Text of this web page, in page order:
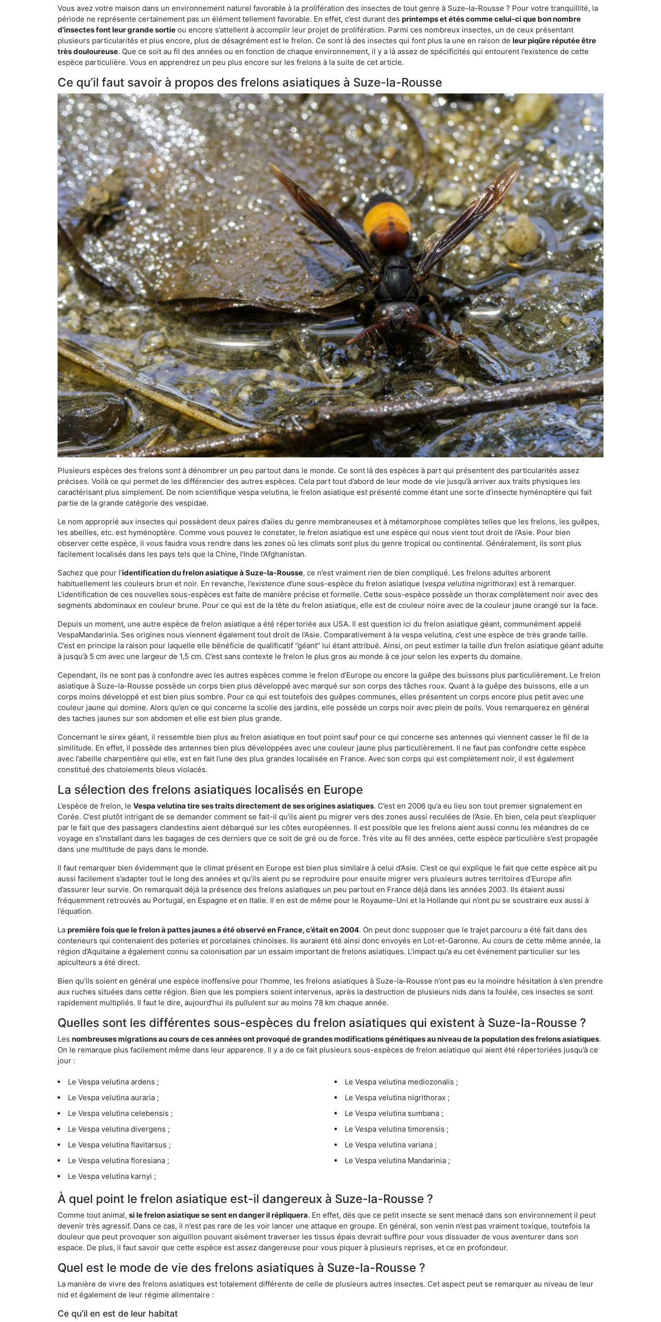
Vous avez votre maison dans un environnement naturel favorable à la prolifération des insectes de tout genre à Suze-la-Rousse ? Pour votre tranquillité, la
période ne représente certainement pas un élément tellement favorable. En effet, c’est durant des printemps et étés comme celui-ci que bon nombre
d’insectes font leur grande sortie ou encore s’attellent à accomplir leur projet de prolifération. Parmi ces nombreux insectes, un de ceux présentant
plusieurs particularités et plus encore, plus de désagrément est le frelon. Ce sont là des insectes qui font plus la une en raison de leur piqûre réputée être
très douloureuse. Que ce soit au fil des années ou en fonction de chaque environnement, il y a là assez de spécificités qui entourent l’existence de cette
espèce particulière. Vous en apprendrez un peu plus encore sur les frelons à la suite de cet article.
Ce qu’il faut savoir à propos des frelons asiatiques à Suze-la-Rousse
Plusieurs espèces des frelons sont à dénombrer un peu partout dans le monde. Ce sont là des espèces à part qui présentent des particularités assez
précises. Voilà ce qui permet de les différencier des autres espèces. Cela part tout d’abord de leur mode de vie jusqu’à arriver aux traits physiques les
caractérisant plus simplement. De nom scientifique vespa velutina, le frelon asiatique est présenté comme étant une sorte d’insecte hyménoptère qui fait
partie de la grande catégorie des vespidae.
Le nom approprié aux insectes qui possèdent deux paires d’ailes du genre membraneuses et à métamorphose complètes telles que les frelons, les guêpes,
les abeilles, etc. est hyménoptère. Comme vous pouvez le constater, le frelon asiatique est une espèce qui nous vient tout droit de l’Asie. Pour bien
observer cette espèce, il vous faudra vous rendre dans les zones où les climats sont plus du genre tropical ou continental. Généralement, ils sont plus
facilement localisés dans les pays tels que la Chine, l’Inde l’Afghanistan.
Sachez que pour l’identification du frelon asiatiqueà Suze-la-Rousse, ce n’est vraiment rien de bien compliqué. Les frelons adultes arborent
habituellement les couleurs brun et noir. En revanche, l’existence d’une sous-espèce du frelon asiatique (vespa velutina nigrithorax) est à remarquer.
L’identification de ces nouvelles sous-espèces est faite de manière précise et formelle. Cette sous-espèce possède un thorax complètement noir avec des
segments abdominaux en couleur brune. Pour ce qui est de la tête du frelon asiatique, elle est de couleur noire avec de la couleur jaune orangé sur la face.
Depuis un moment, une autre espèce de frelon asiatique a été répertoriée aux USA. Il est question ici du frelon asiatique géant, communément appelé
VespaMandarinia. Ses origines nous viennent également tout droit de l’Asie. Comparativement à la vespa velutina, c’est une espèce de très grande taille.
C’est en principe la raison pour laquelle elle bénéficie de qualificatif ‘’géant’’ lui étant attribué. Ainsi, on peut estimer la taille d’un frelon asiatique géant adulte
à jusqu’à 5 cm avec une largeur de 1,5 cm. C’est sans contexte le frelon le plus gros au monde à ce jour selon les experts du domaine.
Cependant, ils ne sont pas à confondre avec les autres espèces comme le frelon d’Europe ou encore la guêpe des buissons plus particulièrement. Le frelon
asiatique à Suze-la-Rousse possède un corps bien plus développé avec marqué sur son corps des tâches roux. Quant à la guêpe des buissons, elle a un
corps moins développé et est bien plus sombre. Pour ce qui est toutefois des guêpes communes, elles présentent un corps encore plus petit avec une
couleur jaune qui domine. Alors qu’en ce qui concerne la scolie des jardins, elle possède un corps noir avec plein de poils. Vous remarquerez en général
des taches jaunes sur son abdomen et elle est bien plus grande.
Concernant le sirex géant, il ressemble bien plus au frelon asiatique en tout point sauf pour ce qui concerne ses antennes qui viennent casser le fil de la
similitude. En effet, il possède des antennes bien plus développées avec une couleur jaune plus particulièrement. Il ne faut pas confondre cette espèce
avec l’abeille charpentière qui elle, est en fait l’une des plus grandes localisée en France. Avec son corps qui est complètement noir, il est également
constitué des chatoiements bleus violacés.
La sélection des frelons asiatiques localisés en Europe
L’espèce de frelon, le Vespa velutina tire ses traits directement de ses origines asiatiques. C’est en 2006 qu’a eu lieu son tout premier signalement en
Corée. C’est plutôt intrigant de se demander comment se fait-il qu’ils aient pu migrer vers des zones aussi reculées de l’Asie. Eh bien, cela peut s’expliquer
par le fait que des passagers clandestins aient débarqué sur les côtes européennes. Il est possible que les frelons aient aussi connu les méandres de ce
voyage en s’installant dans les bagages de ces derniers que ce soit de gré ou de force. Très vite au fil des années, cette espèce particulière s’est propagée
dans une multitude de pays dans le monde.
Il faut remarquer bien évidemment que le climat présent en Europe est bien plus similaire à celui d’Asie. C’est ce qui explique le fait que cette espèce ait pu
aussi facilement s’adapter tout le long des années et qu’ils aient pu se reproduire pour ensuite migrer vers plusieurs autres territoires d’Europe afin
d’assurer leur survie. On remarquait déjà la présence des frelons asiatiques un peu partout en France déjà dans les années 2003. Ils étaient aussi
fréquemment retrouvés au Portugal, en Espagne et en Italie. Il en est de même pour le Royaume-Uni et la Hollande qui n’ont pu se soustraire eux aussi à
l’équation.
La première fois que le frelon à pattes jaunes a été observé en France, c’était en 2004. On peut donc supposer que le trajet parcouru a été fait dans des
conteneurs qui contenaient des poteries et porcelaines chinoises. Ils auraient été ainsi donc envoyés en Lot-et-Garonne. Au cours de cette même année, la
région d’Aquitaine a également connu sa colonisation par un essaim important de frelons asiatiques. L’impact qu’a eu cet événement particulier sur les
apiculteurs a été direct.
Bien qu’ils soient en général une espèce inoffensive pour l’homme, les frelons asiatiques à Suze-la-Rousse n’ont pas eu la moindre hésitation à s’en prendre
aux ruches situées dans cette région. Bien que les pompiers soient intervenus, après la destruction de plusieurs nids dans la foulée, ces insectes se sont
rapidement multipliés. Il faut le dire, aujourd’hui ils pullulent sur au moins 78 km chaque année.
Quelles sont les différentes sous-espèces du frelon asiatiques qui existent à Suze-la-Rousse ?
Les nombreuses migrations au cours de ces années ont provoqué de grandes modifications génétiques au niveau de la population des frelons asiatiques.
On le remarque plus facilement même dans leur apparence. Il y a de ce fait plusieurs sous-espèces de frelon asiatique qui aient été répertoriées jusqu’à ce
jour :
Le Vespa velutina ardens ;
Le Vespa velutina auraria ;
Le Vespa velutina celebensis ;
Le Vespa velutina divergens ;
Le Vespa velutina flavitarsus ;
Le Vespa velutina floresiana ;
Le Vespa velutina karnyi ;
Le Vespa velutina mediozonalis ;
Le Vespa velutina nigrithorax ;
Le Vespa velutina sumbana ;
Le Vespa velutina timorensis ;
Le Vespa velutina variana ;
Le Vespa velutina Mandarinia ;
À quel point le frelon asiatique est-il dangereux à Suze-la-Rousse ?
Comme tout animal, si le frelon asiatique se sent en danger il répliquera. En effet, dès que ce petit insecte se sent menacé dans son environnement il peut
devenir très agressif. Dans ce cas, il n’est pas rare de les voir lancer une attaque en groupe. En général, son venin n’est pas vraiment toxique, toutefois la
douleur que peut provoquer son aiguillon pouvant aisément traverser les tissus épais devrait suffire pour vous dissuader de vous aventurer dans son
espace. De plus, il faut savoir que cette espèce est assez dangereuse pour vous piquer à plusieurs reprises, et ce en profondeur.
Quel est le mode de vie des frelons asiatiques à Suze-la-Rousse ?
La manière de vivre des frelons asiatiques est totalement différente de celle de plusieurs autres insectes. Cet aspect peut se remarquer au niveau de leur
nid et également de leur régime alimentaire :
Ce qu’il en est de leur habitat